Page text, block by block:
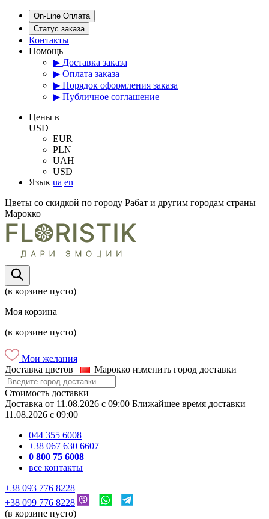
On-Line Оплата
Статус заказа
Контакты
Помощь
▶ Доставка заказа
▶ Оплата заказа
▶ Порядок оформления заказа
▶ Публичное соглашение
Цены в
USD
EUR
PLN
UAH
USD
Язык ua en
Цветы со скидкой по городу Рабат и другим городам страны
Марокко
(в корзине пусто)
Моя корзина
(в корзине пусто)
Мои желания
Доставка цветов
Марокко изменить город доставки
Стоимость доставки
Доставка от 11.08.2026 c 09:00 Ближайшее время доставки
11.08.2026 c 09:00
044 355 6008
+38 067 630 6607
0 800 75 6008
все контакты
+38 093 776 8228
+38 099 776 8228
(в корзине пусто)